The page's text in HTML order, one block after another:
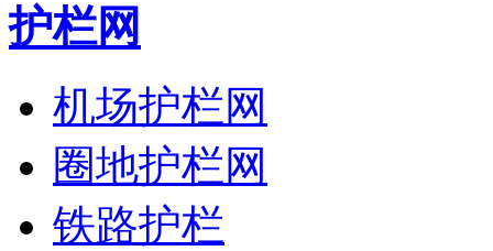
护栏网
机场护栏网
圈地护栏网
铁路护栏